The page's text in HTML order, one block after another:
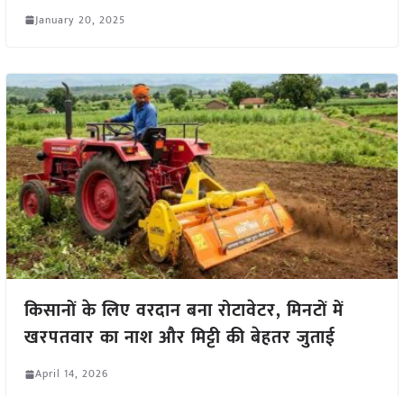
January 20, 2025
किसानों के लिए वरदान बना रोटावेटर, मिनटों में
खरपतवार का नाश और मिट्टी की बेहतर जुताई
April 14, 2026